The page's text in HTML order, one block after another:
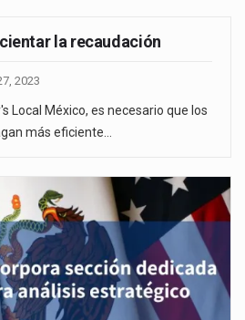
la recaudación
2023
Local México, es necesario que los
más eficiente…